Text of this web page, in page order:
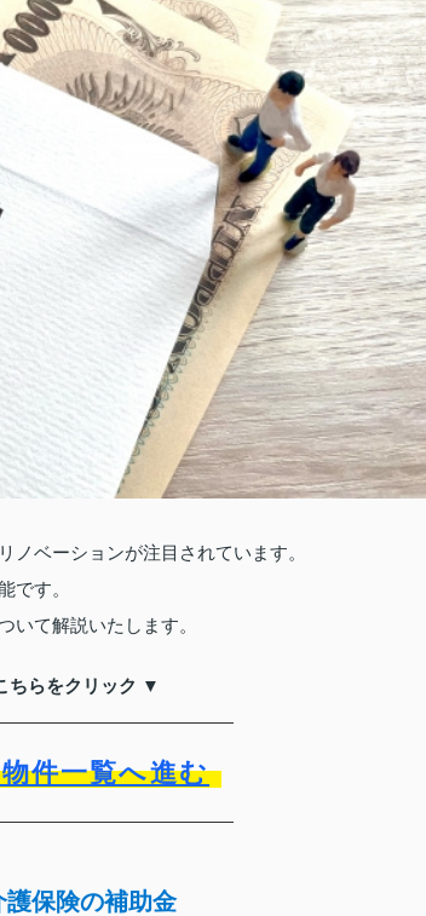
ベーションが注目されています。
です。
いて解説いたします。
ちらをクリック ▼
件一覧へ進む
保険の補助金